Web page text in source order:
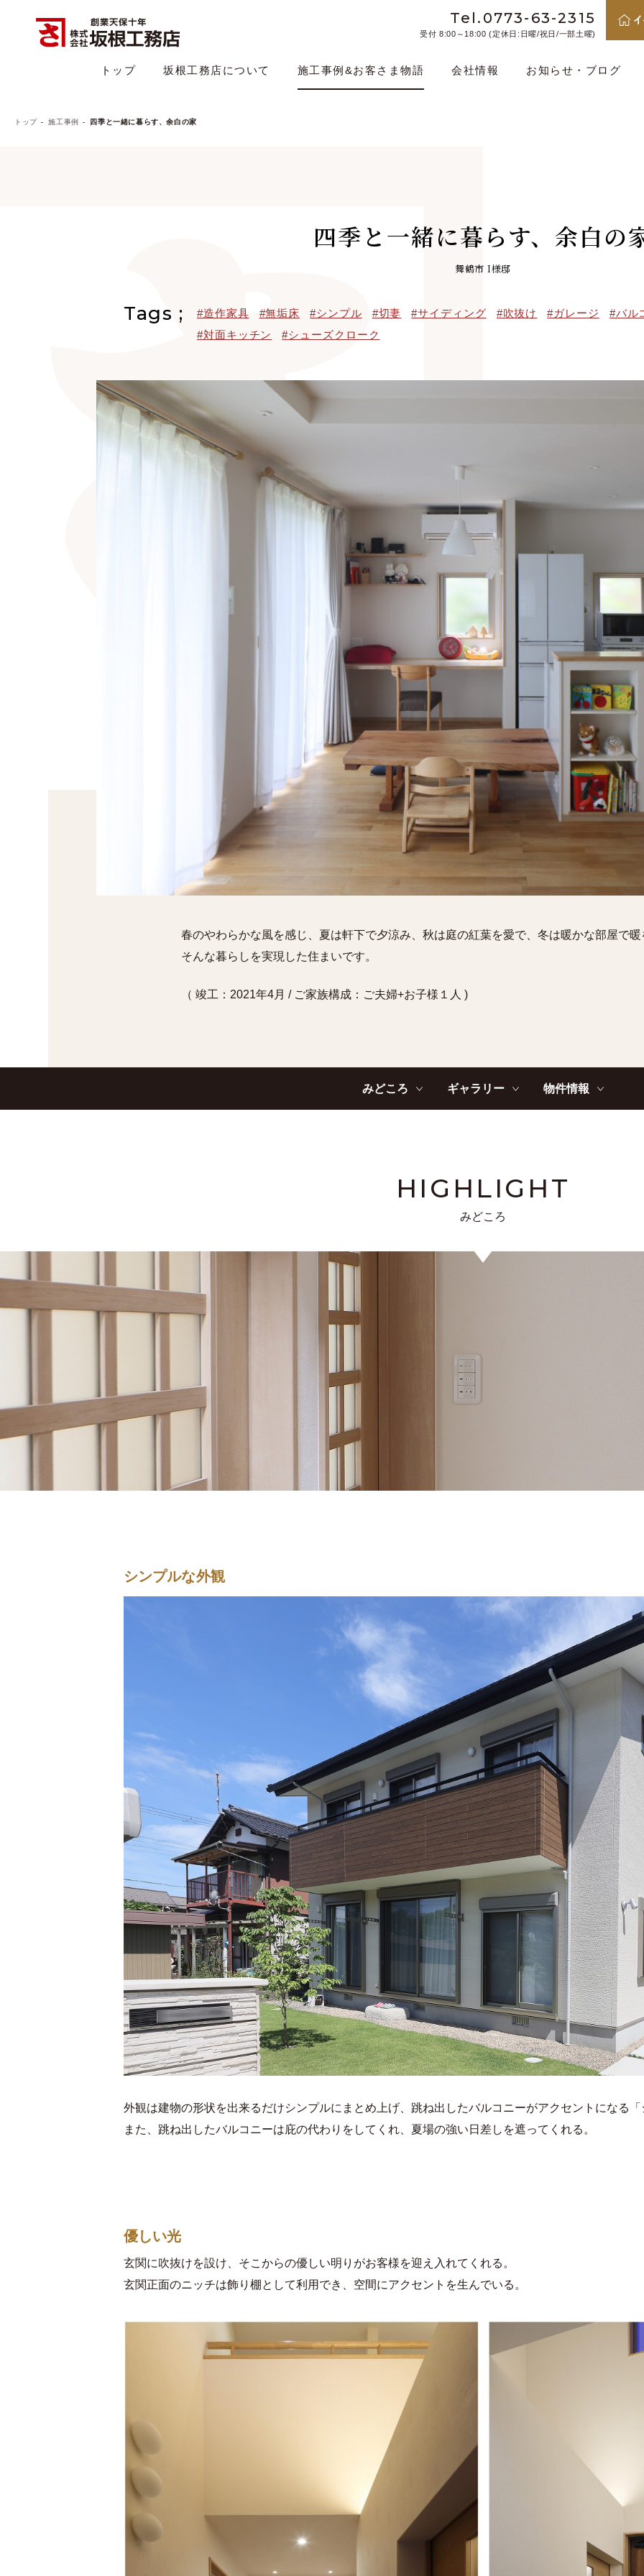
Tel.0773-63-2315
受付 8:00～18:00 (定休日:日曜/祝日/一部土曜)
トップ 坂根工務店について 施工事例&お客さま物語 会社情報 お知らせ・ブログ
トップ 施工事例 四季と一緒に暮らす、余白の家
四季と一緒に暮らす、余白の
舞鶴市 I様邸
Tags ; #造作家具 #無垢床 #シンプル #切妻 #サイディング #吹抜け #ガレージ
#バル
#対面キッチン
#シューズクローク
春のやわらかな風を感じ、夏は軒下で夕涼み、秋は庭の紅葉を愛で、冬は暖かな部屋で暖
そんな暮らしを実現した住まいです。
（ 竣工：2021年4月 / ご家族構成：ご夫婦+お子様１人 )
みどころ ギャラリー 物件情報
HIGHLIGHT
みどころ
シンプルな外観
外観は建物の形状を出来るだけシンプルにまとめ上げ、跳ね出したバルコニーがアクセントになる
また、跳ね出したバルコニーは庇の代わりをしてくれ、夏場の強い日差しを遮ってくれる。
優しい光
玄関に吹抜けを設け、そこからの優しい明りがお客様を迎え入れてくれる。
玄関正面のニッチは飾り棚として利用でき、空間にアクセントを生んでいる。